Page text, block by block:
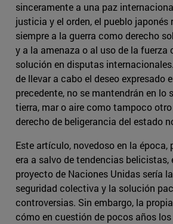
sinceramente a una paz
justicia y el orden, el pueblo japonés
siempre a la guerra como derecho
y a la amenaza o al uso de la fuerza
solución en disputas
de llevar a cabo el deseo expresado
precedente, no se mantendrán en lo
tierra, mar o aire como tampoco
derecho de beligerancia del estado
Este artículo, novedoso en la época,
era a salvo de tendencias belicistas,
proyecto de Naciones Unidas sería
seguridad colectiva y la solución
controversias. Sin embargo, la
cómo en cuestión de pocos años